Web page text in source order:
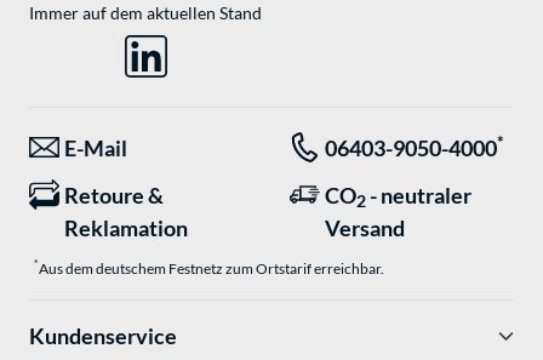
Immer auf dem aktuellen Stand
E-Mail 06403-9050-4000*
Retoure &
Reklamation
CO2 - neutraler
Versand
*Aus dem deutschem Festnetz zum Ortstarif erreichbar.
Kundenservice